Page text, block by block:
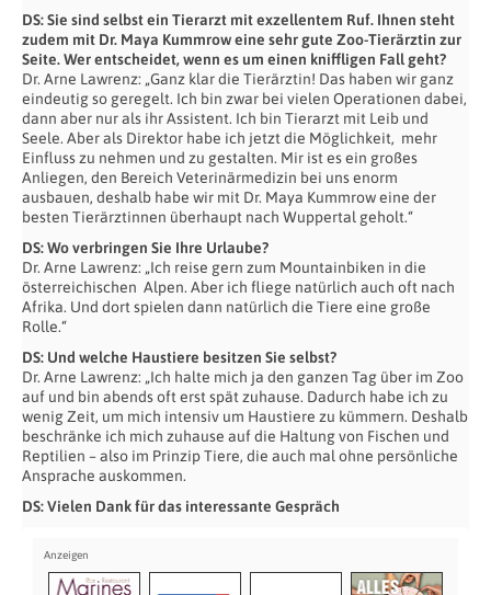
DS: Sie sind selbst ein Tierarzt mit exzellentem Ruf. Ihnen steht
zudem mit Dr. Maya Kummrow eine sehr gute Zoo-Tierärztin zur
Seite. Wer entscheidet, wenn es um einen kniffligen Fall geht?
Dr. Arne Lawrenz: „Ganz klar die Tierärztin! Das haben wir ganz
eindeutig so geregelt. Ich bin zwar bei vielen Operationen dabei,
dann aber nur als ihr Assistent. Ich bin Tierarzt mit Leib und
Seele. Aber als Direktor habe ich jetzt die Möglichkeit, mehr
Einfluss zu nehmen und zu gestalten. Mir ist es ein großes
Anliegen, den Bereich Veterinärmedizin bei uns enorm
ausbauen, deshalb habe wir mit Dr. Maya Kummrow eine der
besten Tierärztinnen überhaupt nach Wuppertal geholt.“
DS: Wo verbringen Sie Ihre Urlaube?
Dr. Arne Lawrenz: „Ich reise gern zum Mountainbiken in die
österreichischen Alpen. Aber ich fliege natürlich auch oft nach
Afrika. Und dort spielen dann natürlich die Tiere eine große
Rolle.“
DS: Und welche Haustiere besitzen Sie selbst?
Dr. Arne Lawrenz: „Ich halte mich ja den ganzen Tag über im Zoo
auf und bin abends oft erst spät zuhause. Dadurch habe ich zu
wenig Zeit, um mich intensiv um Haustiere zu kümmern. Deshalb
beschränke ich mich zuhause auf die Haltung von Fischen und
Reptilien – also im Prinzip Tiere, die auch mal ohne persönliche
Ansprache auskommen.
DS: Vielen Dank für das interessante Gespräch